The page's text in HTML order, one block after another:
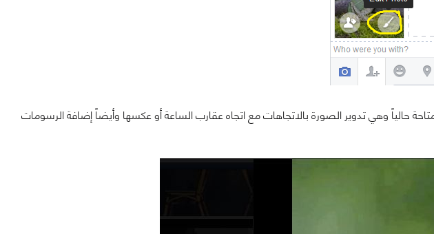
حالياً وهي تدوير الصورة بالاتجاهات مع اتجاه عقارب الساعة أو عكسها وأيضاً إضافة الرسومات